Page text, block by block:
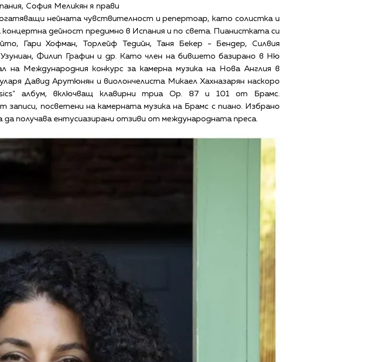
София Меликян я прави
нейната чувствителност и репертоар, като солистка и
дейност предимно в Испания и по света. Пианистката си
Гари Хофман, Торлейф Тедийн, Таня Бекер - Бендер, Силвия
Филип Графин и др. Като член на бившето базирано в Ню
на Международния конкурс за камерна музика на Нова Англия в
Давид Арутюнян и виолончелиста Микаел Хахназарян наскоро
албум, включващ клавирни триа Op. 87 и 101 от Брамс.
посветени на камерната музика на Брамс с пиано. Избрано
получава ентусиазирани отзиви от международната преса.